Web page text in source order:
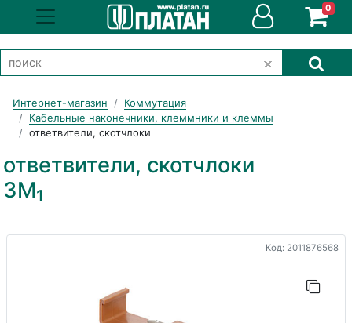
0
Интернет-магазин
Коммутация
Кабельные наконечники, клеммники и клеммы
ответвители, скотчлоки
ответвители, скотчлоки
3M1
Код: 2011876568